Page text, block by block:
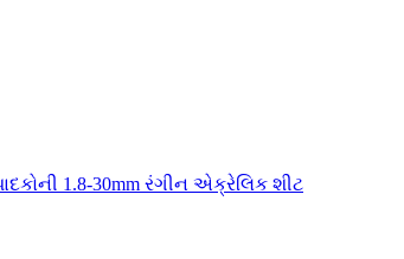
1.8-30mm રંગીન એક્રેલિક શીટ